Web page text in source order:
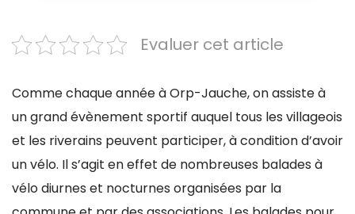
Evaluer cet article
Comme chaque année à Orp-Jauche, on assiste à
un grand évènement sportif auquel tous les villageois
et les riverains peuvent participer, à condition d’avoir
un vélo. Il s’agit en effet de nombreuses balades à
vélo diurnes et nocturnes organisées par la